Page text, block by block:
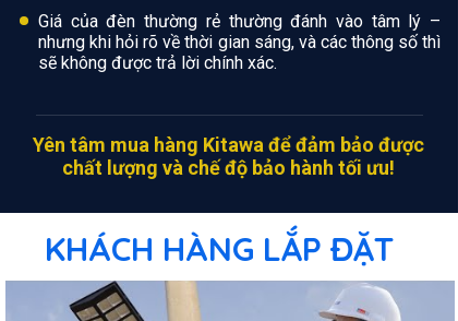
Giá của đèn thường rẻ thường đánh vào tâm lý –
nhưng khi hỏi rõ về thời gian sáng, và các thông số thì
sẽ không được trả lời chính xác.
Yên tâm mua hàng Kitawa để đảm bảo được
chất lượng và chế độ bảo hành tối ưu!
KHÁCH HÀNG LẮP ĐẶT